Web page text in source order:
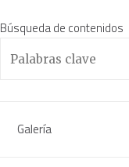
Búsqueda de contenidos
Galería